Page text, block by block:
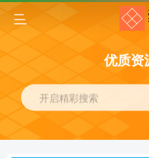
优质资
开启精彩搜索